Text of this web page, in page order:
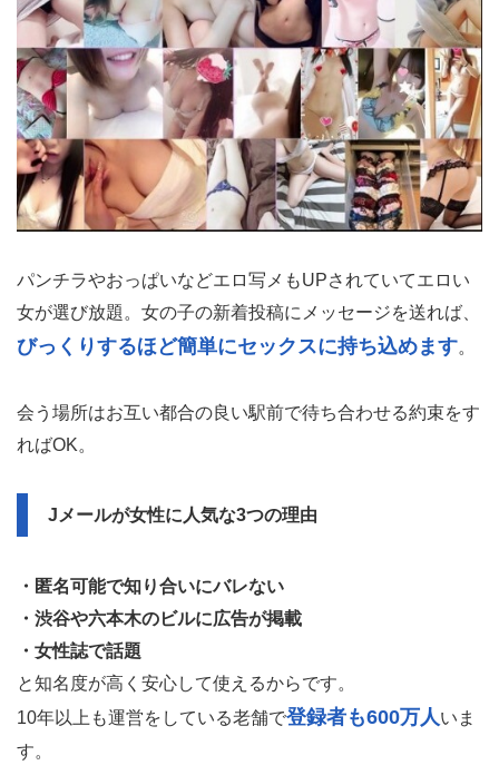
パンチラやおっぱいなどエロ写メもUPされていてエロい
女が選び放題。女の子の新着投稿にメッセージを送れば、
びっくりするほど簡単にセックスに持ち込めます。
会う場所はお互い都合の良い駅前で待ち合わせる約束をす
ればOK。
Jメールが女性に人気な3つの理由
・匿名可能で知り合いにバレない
・渋谷や六本木のビルに広告が掲載
・女性誌で話題
と知名度が高く安心して使えるからです。
10年以上も運営をしている老舗で登録者も600万人いま
す。